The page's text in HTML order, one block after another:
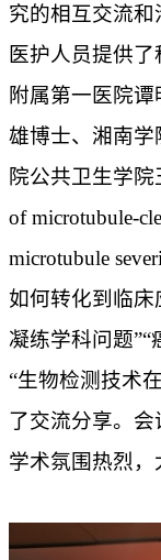
究的相互交流
医护人员提供
附属第一医院
雄博士、湘南
院公共卫生学院
of microtubule-
microtubule
如何转化到临床
凝练学科问题
“生物检测技术
了交流分享。
学术氛围热烈，